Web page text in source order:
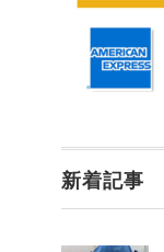
新着記事